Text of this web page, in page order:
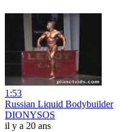
1:53
Russian Liquid Bodybuilder
DIONYSOS
il y a 20 ans